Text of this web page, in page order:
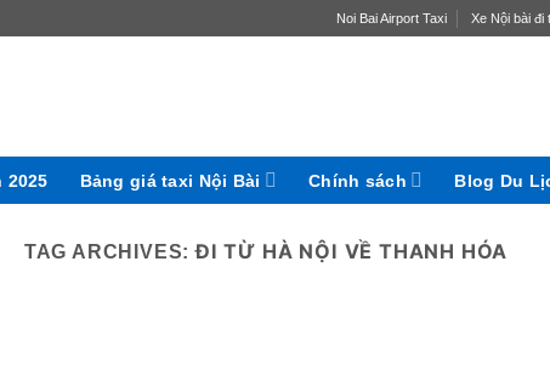
Noi Bai Airport Taxi Xe Nội bài đi
2025 Bảng giá taxi Nội Bài Chính sách Blog Du
TAG ARCHIVES:ĐI TỪ HÀ NỘI VỀ THANH HÓA